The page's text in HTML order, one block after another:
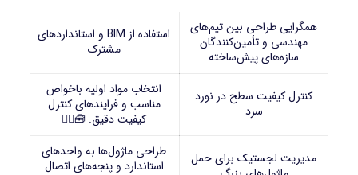
همگرایی طراحی بین تیم‌های
مهندسی و تأمین‌کنندگان
سازه‌های پیش‌ساخته
استفاده از BIM و استانداردهای
مشترک
کنترل کیفیت سطح در نورد
سرد
انتخاب مواد اولیه باخواص
مناسب و فرایندهای کنترل
کیفیت دقیق. 🧰🕵️‍♂️
مدیریت لجستیک برای حمل
طراحی ماژول‌ها به واحدهای
استاندارد و پنجه‌های اتصال